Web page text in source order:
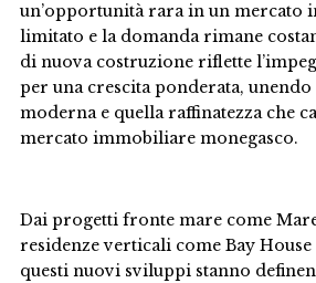
un’opportunità rara in un mercato
limitato e la domanda rimane
di nuova costruzione riflette
per una crescita ponderata,
moderna e quella raffinatezza che
mercato immobiliare monegasco.
Dai progetti fronte mare come
residenze verticali come Bay
questi nuovi sviluppi stanno